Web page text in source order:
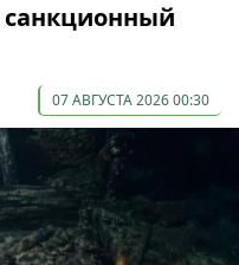
07 АВГУСТА 2026 00:30